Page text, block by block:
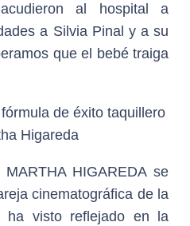
al hospital a
a Silvia Pinal y a su
que el bebé traiga
de éxito taquillero
Higareda
MARTHA HIGAREDAse
cinematográfica de la
ha visto reflejado en la